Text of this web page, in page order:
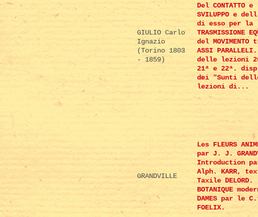
GIULIO Carlo
Ignazio
(Torino 1803
- 1859)
Del CONTATTO e
SVILUPPO e
di esso per la
TRASMISSIONE
del MOVIMENTO
ASSI
delle lezioni
21ª e 22ª.
dei "Sunti
lezioni di...
GRANDVILLE
Les FLEURS
par J. J.
Introduction
Alph. KARR,
Taxile DELORD.
BOTANIQUE
DAMES par le
FOELIX.